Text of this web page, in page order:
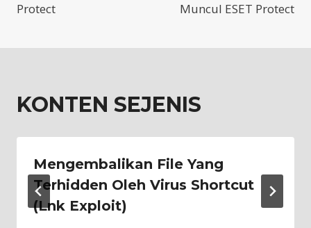
Protect
Muncul ESET Protect
KONTEN SEJENIS
Mengembalikan File Yang
Terhidden Oleh Virus Shortcut
(Lnk Exploit)